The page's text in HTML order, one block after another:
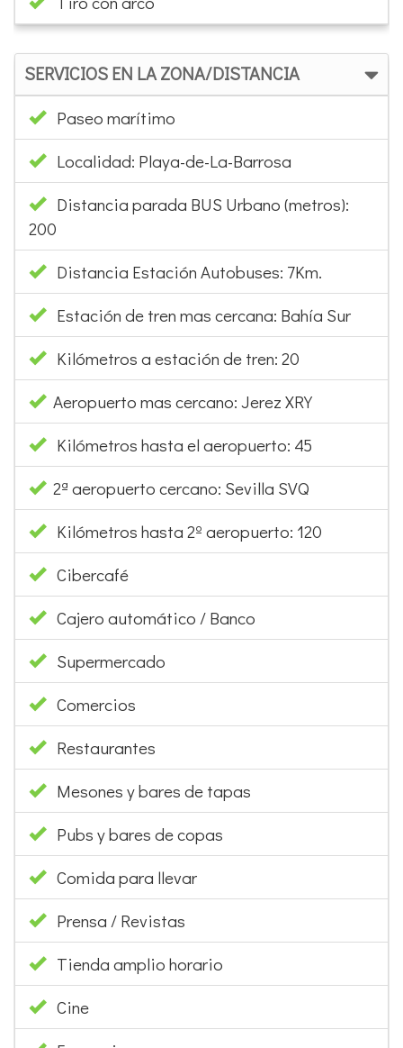
Localidad: Playa-de-La-Barrosa
Distancia parada BUS Urbano (metros):
200
Distancia Estación Autobuses: 7Km.
Estación de tren mas cercana: Bahía Sur
Kilómetros a estación de tren: 20
Aeropuerto mas cercano: Jerez XRY
Kilómetros hasta el aeropuerto: 45
2ª aeropuerto cercano: Sevilla SVQ
Kilómetros hasta 2º aeropuerto: 120
Cibercafé
Cajero automático / Banco
Supermercado
Comercios
Restaurantes
Mesones y bares de tapas
Pubs y bares de copas
Comida para llevar
Prensa / Revistas
Tienda amplio horario
Cine
Farmacia
Ludoteca: 5Km.